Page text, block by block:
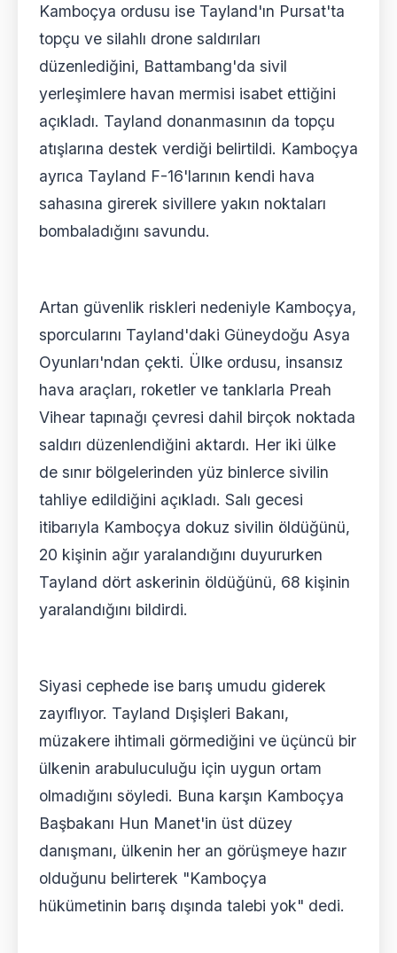
Kamboçya ordusu ise Tayland'ın Pursat'ta
topçu ve silahlı drone saldırıları
düzenlediğini, Battambang'da sivil
yerleşimlere havan mermisi isabet ettiğini
açıkladı. Tayland donanmasının da topçu
atışlarına destek verdiği belirtildi. Kamboçya
ayrıca Tayland F-16'larının kendi hava
sahasına girerek sivillere yakın noktaları
bombaladığını savundu.
Artan güvenlik riskleri nedeniyle Kamboçya,
sporcularını Tayland'daki Güneydoğu Asya
Oyunları'ndan çekti. Ülke ordusu, insansız
hava araçları, roketler ve tanklarla Preah
Vihear tapınağı çevresi dahil birçok noktada
saldırı düzenlendiğini aktardı. Her iki ülke
de sınır bölgelerinden yüz binlerce sivilin
tahliye edildiğini açıkladı. Salı gecesi
itibarıyla Kamboçya dokuz sivilin öldüğünü,
20 kişinin ağır yaralandığını duyururken
Tayland dört askerinin öldüğünü, 68 kişinin
yaralandığını bildirdi.
Siyasi cephede ise barış umudu giderek
zayıflıyor. Tayland Dışişleri Bakanı,
müzakere ihtimali görmediğini ve üçüncü bir
ülkenin arabuluculuğu için uygun ortam
olmadığını söyledi. Buna karşın Kamboçya
Başbakanı Hun Manet'in üst düzey
danışmanı, ülkenin her an görüşmeye hazır
olduğunu belirterek "Kamboçya
hükümetinin barış dışında talebi yok" dedi.